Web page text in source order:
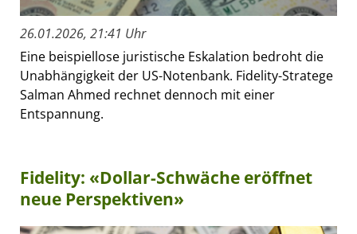
26.01.2026, 21:41 Uhr
Eine beispiellose juristische Eskalation bedroht die
Unabhängigkeit der US-Notenbank. Fidelity-Stratege
Salman Ahmed rechnet dennoch mit einer
Entspannung.
Fidelity: «Dollar-Schwäche eröffnet
neue Perspektiven»